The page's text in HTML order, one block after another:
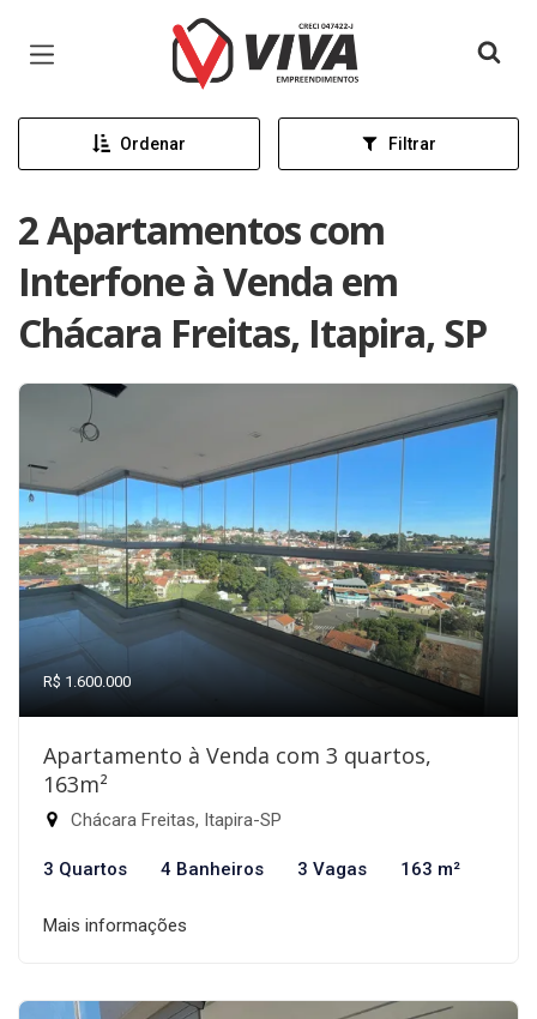
Página inicial
Ordenar Filtrar
2 Apartamentos com
Interfone à Venda em
Chácara Freitas, Itapira, SP
R$ 1.600.000
Apartamento à Venda com 3 quartos,
163m²
Chácara Freitas, Itapira-SP
3 Quartos 4 Banheiros 3 Vagas 163 m²
Mais informações